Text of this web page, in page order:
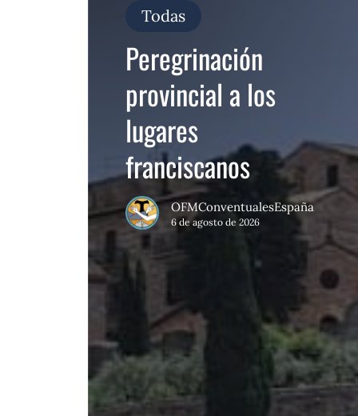
franciscanosTodas
Peregrinación
provincial a los
lugares
franciscanos
OFMConventualesEspaña
6 de agosto de 2026